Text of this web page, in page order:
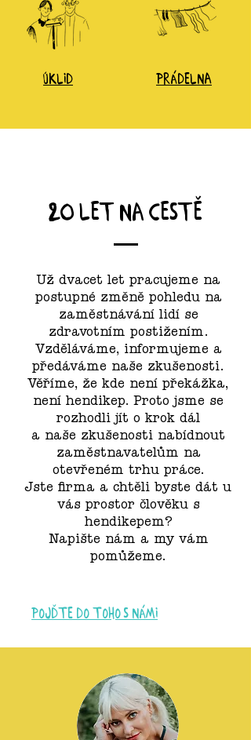
úklid prádelna
20 let na cestĚ
Už dvacet let pracujeme na
postupné změně pohledu na
zaměstnávání lidí se
zdravotním postižením.
Vzděláváme, informujeme a
předáváme naše zkušenosti.
Věříme, že kde není překážka,
není hendikep. Proto jsme se
rozhodli jít o krok dál
a naše zkušenosti nabídnout
zaměstnavatelům na
otevřeném trhu práce.
Jste firma a chtěli byste dát u
vás prostor člověku s
hendikepem?
Napište nám a my vám
pomůžeme.
Pojďte do toho s námi